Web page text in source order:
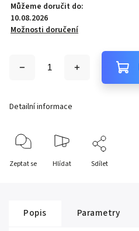
Můžeme doručit do:
10.08.2026
Možnosti doručení
Detailní informace
Zeptat se Hlídat Sdílet
Popis Parametry